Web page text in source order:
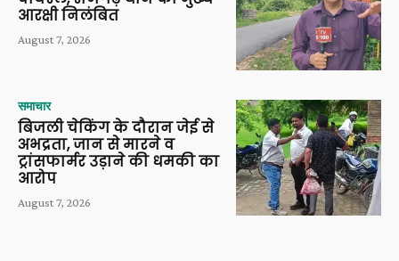
आरक्षी निलंबित
August 7, 2026
समाचार
बिजली चेकिंग के दौरान जेई से
अभद्रता, जान से मारने व
ट्रांसफार्मर उड़ाने की धमकी का
आरोप
August 7, 2026